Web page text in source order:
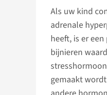
Als uw kind
adrenale
heeft, is er
bijnieren
gemaakt